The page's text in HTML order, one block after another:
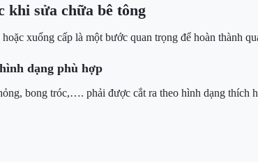
khi sửa chữa bê tông
xuống cấp là một bước quan trọng để hoàn thành
dạng phù hợp
bong tróc,…. phải được cắt ra theo hình dạng